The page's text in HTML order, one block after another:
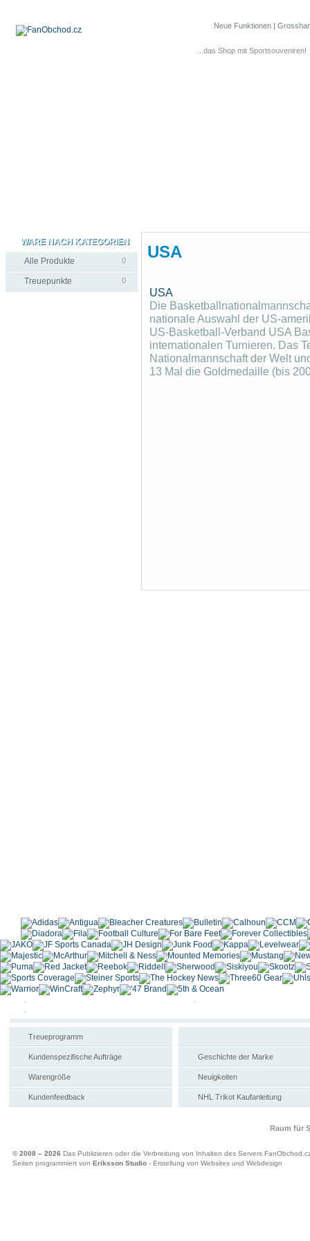
...das Shop mit Sportsouveniren!
Neue Funktionen |
WARE NACH KATEGORIEN
Alle Produkte
0
Treuepunkte 0
USA
USA
Die
nationale Auswahl der US-
US-Basketball-Verband USA
internationalen Turnieren. Das
Nationalmannschaft der Welt
13 Mal die Goldmedaille (bis
Treueprogramm
Kundenspezifische Aufträge
Warengröße
Kundenfeedback
Geschichte der Marke
Neuigkeiten
NHL Trikot Kaufanleitung
Raum für
© 2008 – 2026 Das Publizieren oder die Verbreitung von Inhalten des Servers
Seiten programmiert von Eriksson Studio - Erstellung von Websites und Webdesign